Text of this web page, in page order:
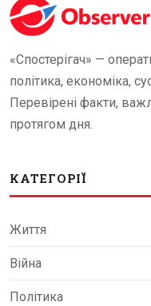
«Спостерігач» —
політика, економіка,
Перевірені факти,
протягом дня.
КАТЕГОРІЇ
Життя
Війна
Політика